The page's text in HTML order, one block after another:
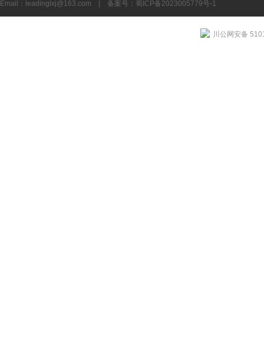
Email： leadinglxj@163.com 备案号：蜀ICP备2023005779号-1
川公网安备